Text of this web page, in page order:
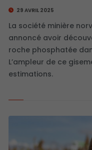
29 AVRIL 2025
La société minière
annoncé avoir
roche phosphatée
L’ampleur de ce
estimations.